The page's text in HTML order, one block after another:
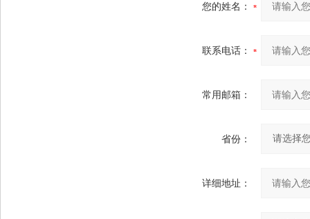
您的姓名：
联系电话：
常用邮箱：
省份：
详细地址：